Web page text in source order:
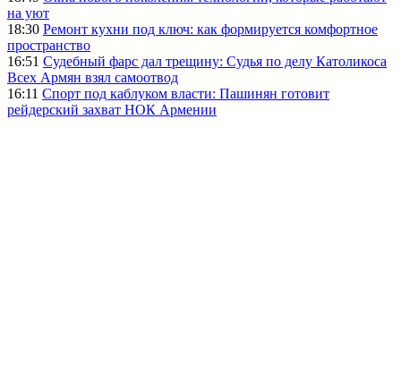
на уют
18:30 Ремонт кухни под ключ: как формируется комфортное
пространство
16:51 Судебный фарс дал трещину: Судья по делу Католикоса
Всех Армян взял самоотвод
16:11 Спорт под каблуком власти: Пашинян готовит
рейдерский захват НОК Армении